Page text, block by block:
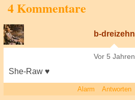
4 Kommentare
b-dreizehn
Vor 5 Jahren
She-Raw ♥
Alarm Antworten